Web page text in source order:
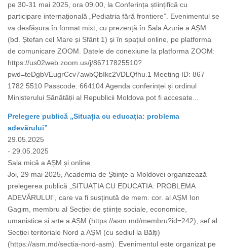
pe 30-31 mai 2025, ora 09.00, la Conferința științifică cu
participare internațională „Pediatria fără frontiere”. Evenimentul se
va desfășura în format mixt, cu prezență în Sala Azurie a AȘM
(bd. Ștefan cel Mare și Sfânt 1) și în spațiul online, pe platforma
de comunicare ZOOM. Datele de conexiune la platforma ZOOM:
https://us02web.zoom.us/j/86717825510?
pwd=teDgbVEugrCcv7awbQbIkc2VDLQfhu.1 Meeting ID: 867
1782 5510 Passcode: 664104 Agenda conferinței și ordinul
Ministerului Sănătății al Republicii Moldova pot fi accesate...
Prelegere publică „Situația cu educația: problema
adevărului”
29.05.2025
- 29.05.2025
Sala mică a AȘM și online
Joi, 29 mai 2025, Academia de Științe a Moldovei organizează
prelegerea publică „SITUAȚIA CU EDUCATIA: PROBLEMA
ADEVĂRULUI”, care va fi susținută de mem. cor. al AȘM Ion
Gagim, membru al Secției de științe sociale, economice,
umanistice și arte a AȘM (https://asm.md/membru?id=242), șef al
Secției teritoriale Nord a AȘM (cu sediul la Bălți)
(https://asm.md/sectia-nord-asm). Evenimentul este organizat pe